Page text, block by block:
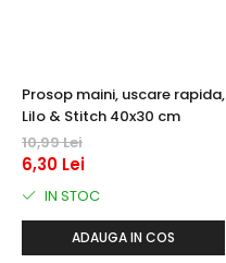
Prosop maini, uscare rapida,
Lilo & Stitch 40x30 cm
10,99 Lei
6,30 Lei
IN STOC
ADAUGA IN COS